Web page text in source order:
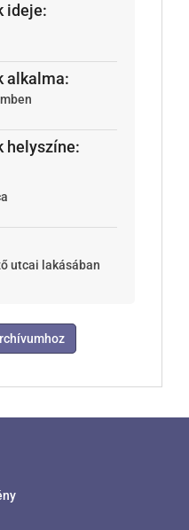
ideje:
alkalma:
helyszíne:
utcai lakásában